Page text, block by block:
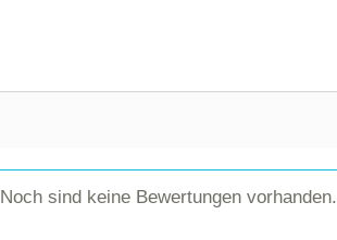
Noch sind keine Bewertungen vorhanden.